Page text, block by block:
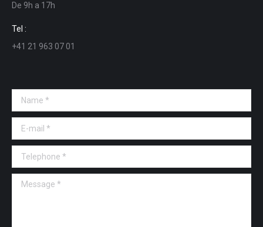
new
window
new
De 9h a 17h
Tel :
+41 21 963 07 01
Name *
E-mail *
Telephone *
Message *